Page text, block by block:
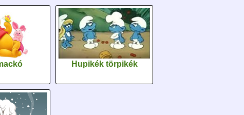
Hupikék törpikék